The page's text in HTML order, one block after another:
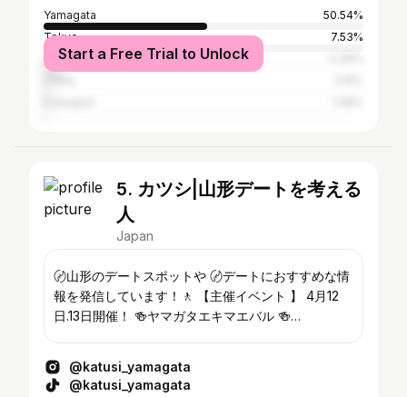
Yamagata
50.54%
Tokyo
7.53%
Sendai
Start a Free Trial to Unlock
5. カツシ|山形デートを考える
人
Japan
〄山形のデートスポットや 〄デートにおすすめな情
報を発信しています！🚶 【主催イベント 】 4月12
日.13日開催！ 🍻ヤマガタエキマエバル 🍻
願いします！ ⭐️
@katusi_yamagata
@katusi_yamagata